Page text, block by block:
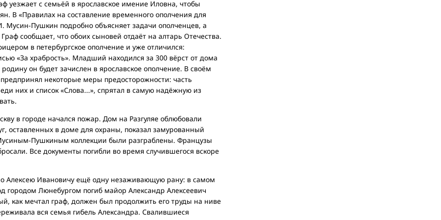
уезжает с семьёй в ярославское имение Иловна, чтобы
В «Правилах на составление временного ополчения для
Мусин-Пушкин подробно объясняет задачи ополченцев, а
сообщает, что обоих сыновей отдаёт на алтарь Отечества.
в петербургское ополчение и уже отличился:
«За храбрость». Младший находился за 300 вёрст от дома
он будет зачислен в ярославское ополчение. В своём
некоторые меры предосторожности: часть
них и список «Слова...», спрятал в самую надёжную из
в городе начался пожар. Дом на Разгуляе облюбовали
оставленных в доме для охраны, показал замурованный
Пушкиным коллекции были разграблены. Французы
Все документы погибли во время случившегося вскоре
Алексею Ивановичу ещё одну незаживающую рану: в самом
городом Люнебургом погиб майор Александр Алексеевич
как мечтал граф, должен был продолжить его труды на ниве
вся семья гибель Александра. Свалившиеся